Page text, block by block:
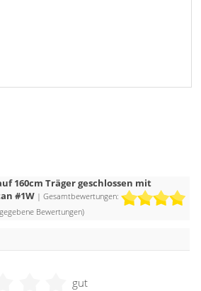
160cm Träger geschlossen mit
#1W| Gesamtbewertungen:
Bewertungen)
gut